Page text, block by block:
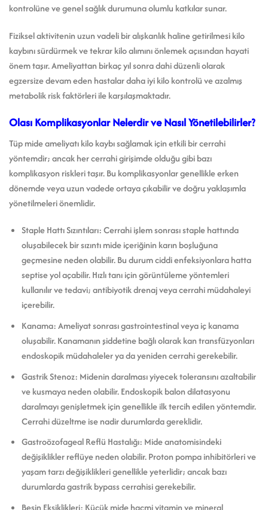
kontrolüne ve genel sağlık durumuna olumlu katkılar sunar.
Fiziksel aktivitenin uzun vadeli bir alışkanlık haline getirilmesi kilo
kaybını sürdürmek ve tekrar kilo alımını önlemek açısından hayati
önem taşır. Ameliyattan birkaç yıl sonra dahi düzenli olarak
egzersize devam eden hastalar daha iyi kilo kontrolü ve azalmış
metabolik risk faktörleri ile karşılaşmaktadır.
Olası Komplikasyonlar Nelerdir ve Nasıl Yönetilebilirler?
Tüp mide ameliyatı kilo kaybı sağlamak için etkili bir cerrahi
yöntemdir; ancak her cerrahi girişimde olduğu gibi bazı
komplikasyon riskleri taşır. Bu komplikasyonlar genellikle erken
dönemde veya uzun vadede ortaya çıkabilir ve doğru yaklaşımla
yönetilmeleri önemlidir.
Staple Hattı Sızıntıları: Cerrahi işlem sonrası staple hattında
oluşabilecek bir sızıntı mide içeriğinin karın boşluğuna
geçmesine neden olabilir. Bu durum ciddi enfeksiyonlara hatta
septise yol açabilir. Hızlı tanı için görüntüleme yöntemleri
kullanılır ve tedavi; antibiyotik drenaj veya cerrahi müdahaleyi
içerebilir.
Kanama: Ameliyat sonrası gastrointestinal veya iç kanama
oluşabilir. Kanamanın şiddetine bağlı olarak kan transfüzyonları
endoskopik müdahaleler ya da yeniden cerrahi gerekebilir.
Gastrik Stenoz: Midenin daralması yiyecek toleransını azaltabilir
ve kusmaya neden olabilir. Endoskopik balon dilatasyonu
daralmayı genişletmek için genellikle ilk tercih edilen yöntemdir.
Cerrahi düzeltme ise nadir durumlarda gereklidir.
Gastroözofageal Reflü Hastalığı: Mide anatomisindeki
değişiklikler reflüye neden olabilir. Proton pompa inhibitörleri ve
yaşam tarzı değişiklikleri genellikle yeterlidir; ancak bazı
durumlarda gastrik bypass cerrahisi gerekebilir.
Besin Eksiklikleri: Küçük mide hacmi vitamin ve mineral